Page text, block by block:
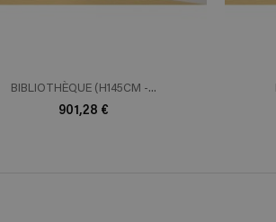
BIBLIOTHÈQUE (H145CM -...
901,28 €